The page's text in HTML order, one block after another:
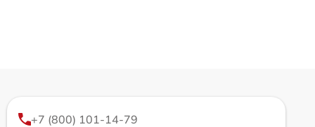
+7 (800) 101-14-79